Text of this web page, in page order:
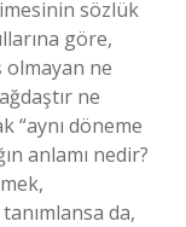
sözlük
göre,
olmayan ne
ne
“aynı döneme
anlamı nedir?
da,